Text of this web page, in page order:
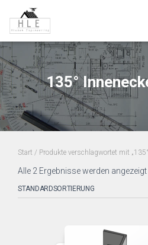
135°
Start / Produkte verschlagwortet mit
Alle 2 Ergebnisse werden angezeigt